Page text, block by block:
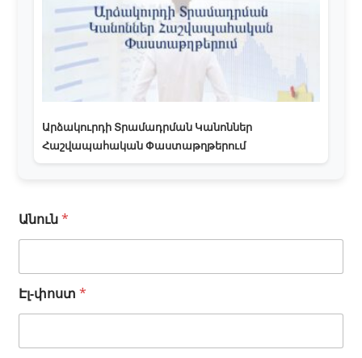
Արձակուրդի Տրամադրման Կանոններ
Հաշվապահական Փաստաթղթերում
Անուն*
Ա
Էլ-փոստ*